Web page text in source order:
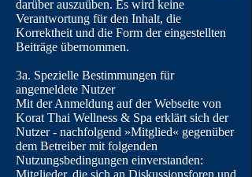
darüber auszuüben. Es wird keine
Verantwortung für den Inhalt, die
Korrektheit und die Form der eingestellten
Beiträge übernommen.
3a. Spezielle Bestimmungen für
angemeldete Nutzer
Mit der Anmeldung auf der Webseite von
Korat Thai Wellness & Spa erklärt sich der
Nutzer - nachfolgend »Mitglied« gegenüber
dem Betreiber mit folgenden
Nutzungsbedingungen einverstanden:
Mitglieder, die sich an Diskussionsforen und